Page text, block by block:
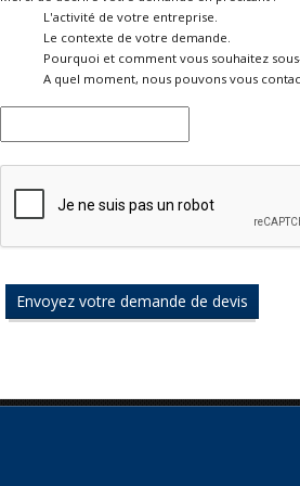
L'activité de votre entreprise.
Le contexte de votre demande.
Pourquoi et comment vous souhaitez
A quel moment, nous pouvons vous